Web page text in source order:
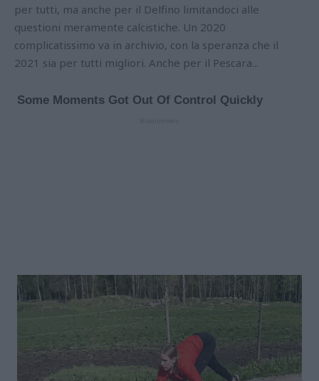
per tutti, ma anche per il Delfino limitandoci alle
questioni meramente calcistiche. Un 2020
complicatissimo va in archivio, con la speranza che il
2021 sia per tutti migliori. Anche per il Pescara...